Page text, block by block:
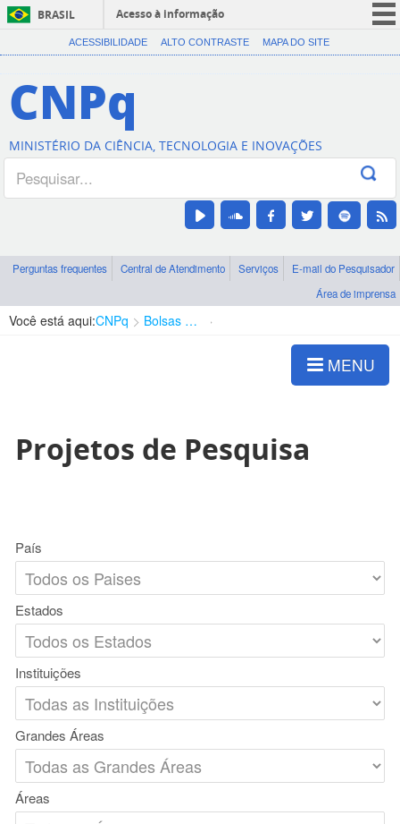
BRASIL
Acesso à informação
CORONAVÍRUS (COVID-19)
Canais
ACESSIBILIDADE ALTO CONTRASTE MAPA DO SITE
CNPq
MINISTÉRIO DA CIÊNCIA, TECNOLOGIA E INOVAÇÕES
Perguntas frequentes Central de Atendimento Serviços
E-mail do Pesquisador
Área de imprensa
Você está aqui:CNPq Bolsas e Auxílios Vigentes
MENU
Projetos de Pesquisa
País
Estados
Instituições
Grandes Áreas
Áreas